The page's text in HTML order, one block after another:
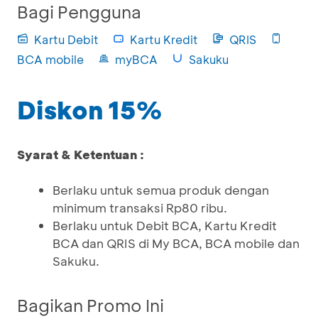
Bagi Pengguna
Kartu Debit Kartu Kredit
QRIS
BCA mobile
myBCA Sakuku
Diskon 15%
Syarat & Ketentuan :
Berlaku untuk semua produk dengan
minimum transaksi Rp80 ribu.
Berlaku untuk Debit BCA, Kartu Kredit
BCA dan QRIS di My BCA, BCA mobile dan
Sakuku.
Bagikan Promo Ini